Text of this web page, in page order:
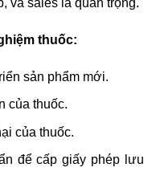
và sales là quan trọng.
thuốc:
sản phẩm mới.
của thuốc.
của thuốc.
để cấp giấy phép lưu